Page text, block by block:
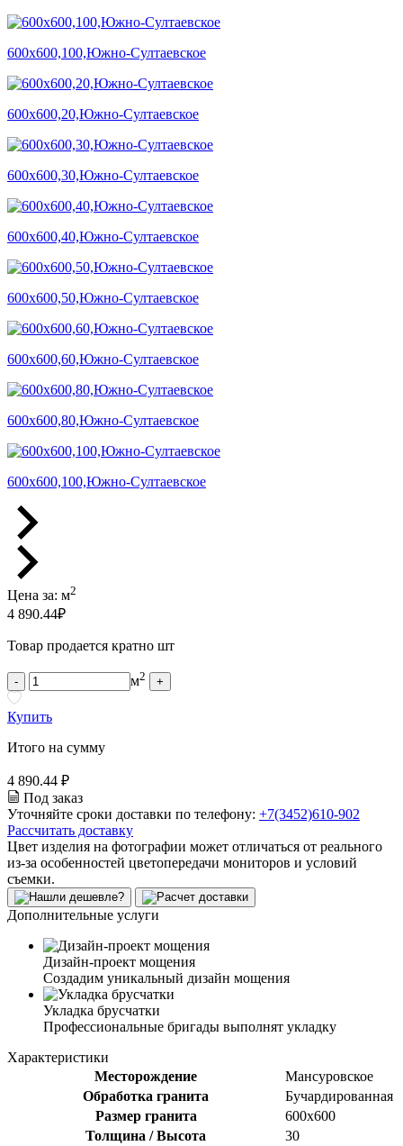
600х600,100,Южно-Султаевское
600х600,20,Южно-Султаевское
600х600,30,Южно-Султаевское
600х600,40,Южно-Султаевское
600х600,50,Южно-Султаевское
600х600,60,Южно-Султаевское
600х600,80,Южно-Султаевское
600х600,100,Южно-Султаевское
Цена за: м2
4 890.44₽
Товар продается кратно шт
- м2 +
Купить
Итого на сумму
4 890.44 ₽
Под заказ
Уточняйте сроки доставки по телефону: +7(3452)610-902
Рассчитать доставку
Цвет изделия на фотографии может отличаться от реального
из-за особенностей цветопередачи мониторов и условий
съемки.
Дополнительные услуги
Дизайн-проект мощения
Создадим уникальный дизайн мощения
Укладка брусчатки
Профессиональные бригады выполнят укладку
Характеристики
Месторождение
Мансуровское
Обработка гранита
Бучардированная
Размер гранита
600х600
Толщина / Высота
30